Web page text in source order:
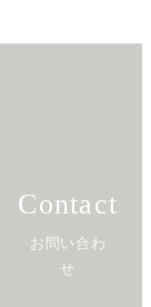
Contact
お問い合わ
せ